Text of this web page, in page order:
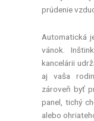
prúdenie
Automatická
vánok.
kancelárii
aj vaša
zároveň byť
panel, tichý
alebo